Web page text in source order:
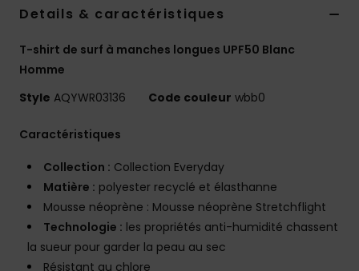
Details & caractéristiques
T-shirt de surf à manches longues UPF50 Blanc
Homme
Style AQYWR03136 Code couleur wbb0
Caractéristiques
Collection : Collection Everyday
Matière : polyester recyclé et élasthanne
Mousse néoprène : Mousse néoprène Stretchflight
Technologie : les propriétés anti-humidité chassent
la sueur pour garder la peau au sec
Résistant au chlore